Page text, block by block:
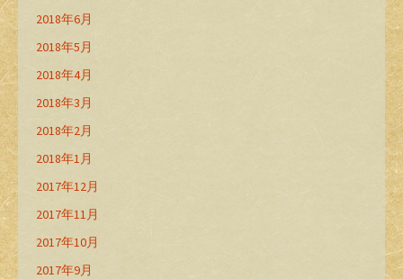
2018年6月
2018年5月
2018年4月
2018年3月
2018年2月
2018年1月
2017年12月
2017年11月
2017年10月
2017年9月